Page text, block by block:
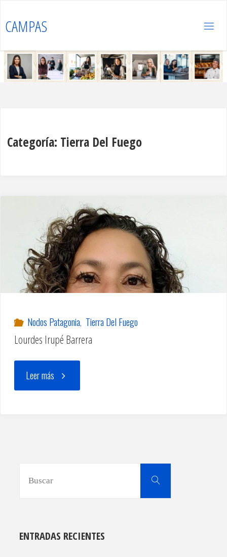
CAMPAS
Categoría: Tierra Del Fuego
Nodos Patagonia, Tierra Del Fuego
Lourdes Irupé Barrera
Leer más"Lourdes
Buscar
ENTRADAS RECIENTES